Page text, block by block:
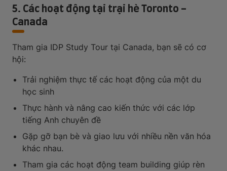
5. Các hoạt động tại trại hè Toronto -
Canada
Tham gia IDP Study Tour tại Canada, bạn sẽ có cơ
hội:
Trải nghiệm thực tế các hoạt động của một du
học sinh
Thực hành và nâng cao kiến thức với các lớp
tiếng Anh chuyên đề
Gặp gỡ bạn bè và giao lưu với nhiều nền văn hóa
khác nhau.
Tham gia các hoạt động team building giúp rèn